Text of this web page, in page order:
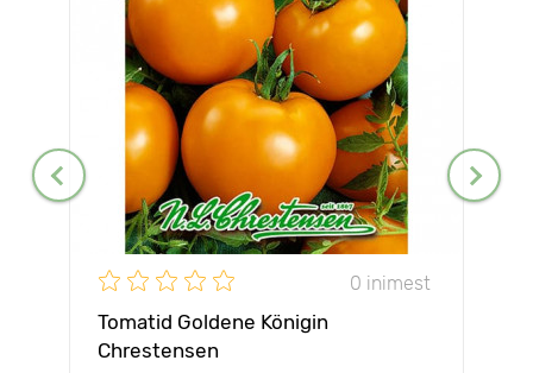
0 inimest
Tomatid Goldene Königin
Chrestensen